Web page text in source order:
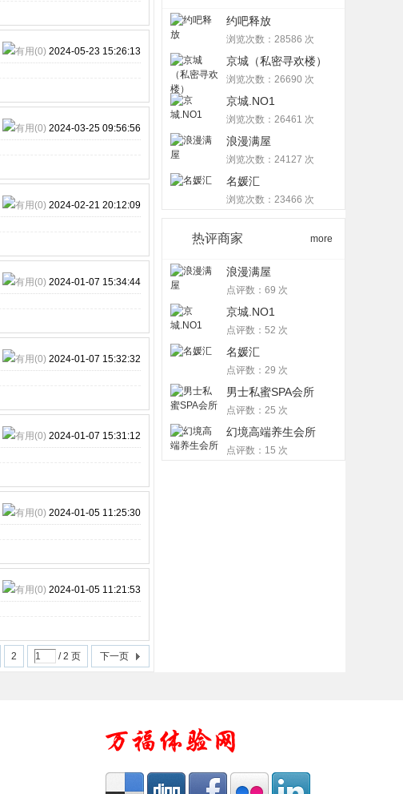
约吧释放
浏览次数：28586 次
京城（私密寻欢楼）
浏览次数：26690 次
京城.NO1
浏览次数：26461 次
浪漫满屋
浏览次数：24127 次
名媛汇
浏览次数：23466 次
热评商家 more
浪漫满屋
点评数：69 次
京城.NO1
点评数：52 次
名媛汇
点评数：29 次
男士私蜜SPA会所
点评数：25 次
幻境高端养生会所
点评数：15 次
有用(0) 2024-05-23 15:26:13
有用(0) 2024-03-25 09:56:56
有用(0) 2024-02-21 20:12:09
有用(0) 2024-01-07 15:34:44
有用(0) 2024-01-07 15:32:32
有用(0) 2024-01-07 15:31:12
有用(0) 2024-01-05 11:25:30
有用(0) 2024-01-05 11:21:53
2 / 2 页 下一页